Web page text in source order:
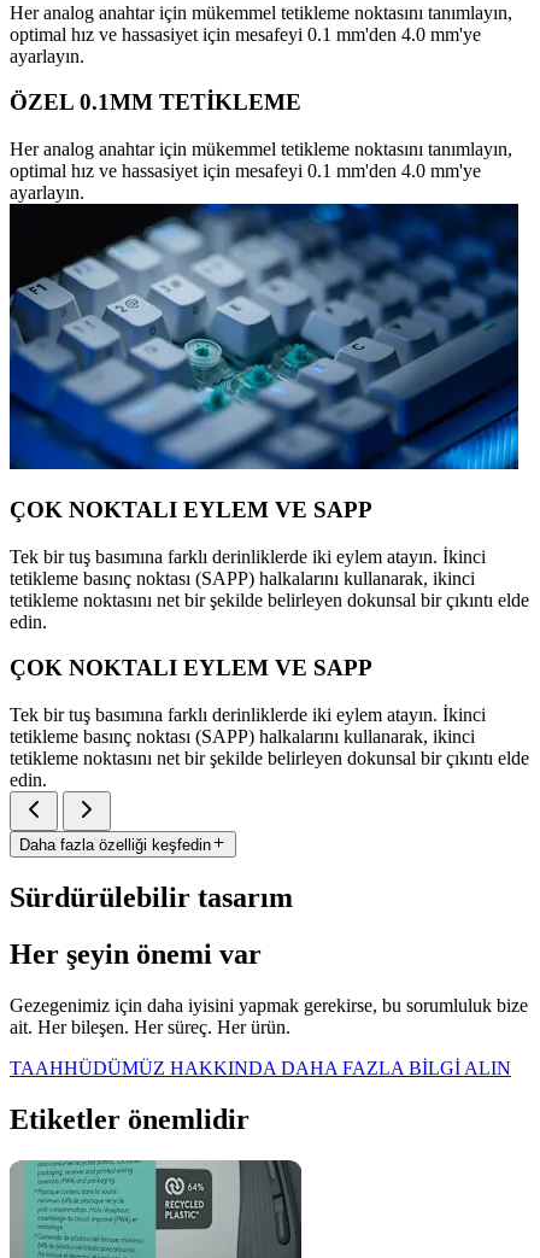
Her analog anahtar için mükemmel tetikleme noktasını tanımlayın,
optimal hız ve hassasiyet için mesafeyi 0.1 mm'den 4.0 mm'ye
ayarlayın.
ÖZEL 0.1MM TETİKLEME
Her analog anahtar için mükemmel tetikleme noktasını tanımlayın,
optimal hız ve hassasiyet için mesafeyi 0.1 mm'den 4.0 mm'ye
ayarlayın.
ÇOK NOKTALI EYLEM VE SAPP
Tek bir tuş basımına farklı derinliklerde iki eylem atayın. İkinci
tetikleme basınç noktası (SAPP) halkalarını kullanarak, ikinci
tetikleme noktasını net bir şekilde belirleyen dokunsal bir çıkıntı elde
edin.
ÇOK NOKTALI EYLEM VE SAPP
Tek bir tuş basımına farklı derinliklerde iki eylem atayın. İkinci
tetikleme basınç noktası (SAPP) halkalarını kullanarak, ikinci
tetikleme noktasını net bir şekilde belirleyen dokunsal bir çıkıntı elde
edin.
Daha fazla özelliği keşfedin
Sürdürülebilir tasarım
Her şeyin önemi var
Gezegenimiz için daha iyisini yapmak gerekirse, bu sorumluluk bize
ait. Her bileşen. Her süreç. Her ürün.
TAAHHÜDÜMÜZ HAKKINDA DAHA FAZLA BİLGİ ALIN
Etiketler önemlidir